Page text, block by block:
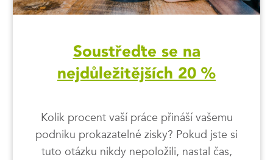
Soustřeďte se na
nejdůležitějších 20 %
Kolik procent vaší práce přináší vašemu
podniku prokazatelné zisky? Pokud jste si
tuto otázku nikdy nepoložili, nastal čas,